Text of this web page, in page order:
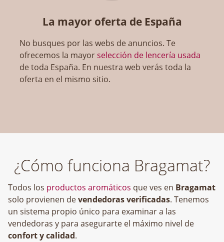
La mayor oferta de España
No busques por las webs de anuncios. Te
ofrecemos la mayorselección de lencería usada
de toda España. En nuestra web verás toda la
oferta en el mismo sitio.
¿Cómo funciona Bragamat?
Todos los productos aromáticos que ves en Bragamat
solo provienen devendedoras verificadas. Tenemos
un sistema propio único para examinar a las
vendedoras y para asegurarte el máximo nivel de
confort y calidad.